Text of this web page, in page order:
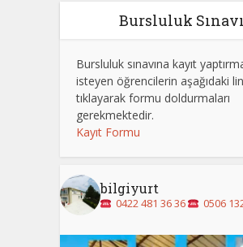
Bursluluk Sınavı
Bursluluk sınavına kayıt
isteyen öğrencilerin aşağıdaki
tıklayarak formu doldurmaları
gerekmektedir.
Kayıt Formu
bilgiyurt
0422 481 36 36 0506